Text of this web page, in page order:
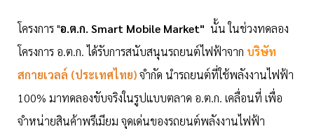
โครงการ "อ.ต.ก. Smart Mobile Market" นั้น ในช่วงทดลอง
โครงการ อ.ต.ก. ได้รับการสนับสนุนรถยนต์ไฟฟ้าจาก บริษัท
สกายเวลล์ (ประเทศไทย)จำกัด นำรถยนต์ที่ใช้พลังงานไฟฟ้า
100% มาทดลองขับจริงในรูปแบบตลาด อ.ต.ก. เคลื่อนที่ เพื่อ
จำหน่ายสินค้าพรีเมียม จุดเด่นของรถยนต์พลังงานไฟฟ้า